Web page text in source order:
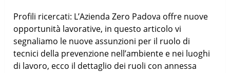
Profili ricercati: L’Azienda Zero Padova offre nuove
opportunità lavorative, in questo articolo vi
segnaliamo le nuove assunzioni per il ruolo di
tecnici della prevenzione nell’ambiente e nei luoghi
di lavoro, ecco il dettaglio dei ruoli con annessa